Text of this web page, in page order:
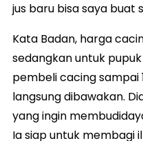
jus baru bisa saya buat
Kata Badan, harga
sedangkan untuk
pembeli cacing sampai
langsung dibawakan.
yang ingin
Ia siap untuk membagi